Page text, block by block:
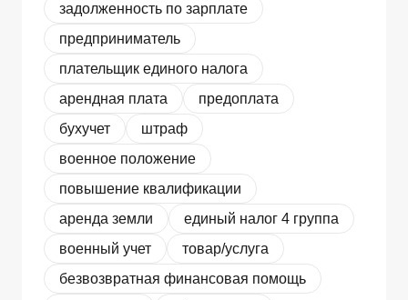
задолженность по зарплате
предприниматель
плательщик единого налога
арендная плата
предоплата
бухучет
штраф
военное положение
повышение квалификации
аренда земли
единый налог 4 группа
военный учет
товар/услуга
безвозвратная финансовая помощь